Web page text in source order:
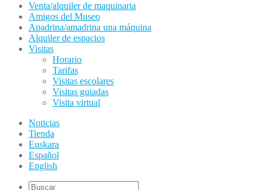
Venta/alquiler de maquinaria
Amigos del Museo
Apadrina/amadrina una máquina
Alquiler de espacios
Visitas
Horario
Tarifas
Visitas escolares
Visitas guiadas
Visita virtual
Noticias
Tienda
Euskara
Español
English